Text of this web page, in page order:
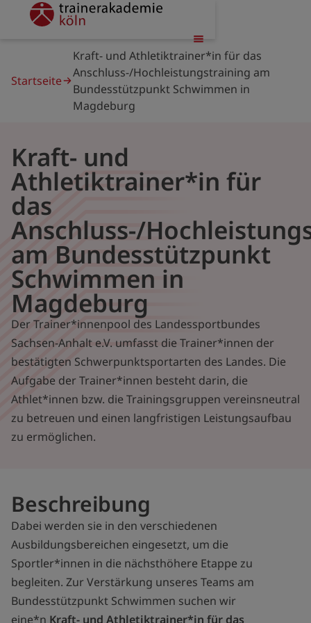
Direkttrainerakademie
Startseite
Kraft- und Athletiktrainer*in für das
Anschluss-/Hochleistungstraining am
Bundesstützpunkt Schwimmen in
Magdeburg
Kraft- und
Athletiktrainer*in für
das
Anschluss-/
am Bundesstützpunkt
Schwimmen in
Magdeburg
Der Trainer*innenpool des Landessportbundes
Sachsen-Anhalt e.V. umfasst die Trainer*innen der
bestätigten Schwerpunktsportarten des Landes. Die
Aufgabe der Trainer*innen besteht darin, die
Athlet*innen bzw. die Trainingsgruppen vereinsneutral
zu betreuen und einen langfristigen Leistungsaufbau
zu ermöglichen.
Beschreibung
Dabei werden sie in den verschiedenen
Ausbildungsbereichen eingesetzt, um die
Sportler*innen in die nächsthöhere Etappe zu
begleiten. Zur Verstärkung unseres Teams am
Bundesstützpunkt Schwimmen suchen wir
eine*n Kraft- und Athletiktrainer*in für das